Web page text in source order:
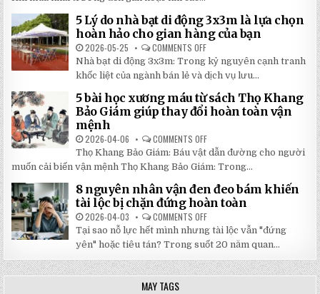
RẺ
TẠI
NHẬT
ĐÔNG
100
TRANG
MỚI
2026:
GIẢM
GIÁ
SỐ
TẬN
GỐC
TẠI
NHẬT
5 Lý do nhà bạt di động 3x3m là lựa chọn
hoàn hảo cho gian hàng của bạn
2026-05-25 COMMENTS OFF
5
LÝ
DO
NHÀ
BẠT
DI
ĐỘNG
3X3M
LỰA
HOÀN
HẢO
CHO
HÀNG
CỦA
BẠN
Nhà bạt di động 3x3m: Trong kỷ nguyên cạnh tranh
khốc liệt của ngành bán lẻ và dịch vụ lưu...
5 bài học xương máu từ sách Thọ Khang
Bảo Giám giúp thay đổi hoàn toàn vận
mệnh
2026-04-06 COMMENTS OFF
5
BÀI
HỌC
XƯƠNG
MÁU
TỪ
SÁCH
THỌ
BẢO
GIÁM
GIÚP
THAY
ĐỔI
HOÀN
TOÀN
Thọ Khang Bảo Giám: Báu vật dẫn đường cho người
muốn cải biến vận mệnh Thọ Khang Bảo Giám: Trong...
8 nguyên nhân vận đen đeo bám khiến
tài lộc bị chặn đứng hoàn toàn
2026-04-03 COMMENTS OFF
NGUYÊN
NHÂN
VẬN
ĐEN
ĐEO
BÁM
Tại sao nỗ lực hết mình nhưng tài lộc vẫn "đứng
yên" hoặc tiêu tán? Trong suốt 20 năm quan...
MAY TAGS